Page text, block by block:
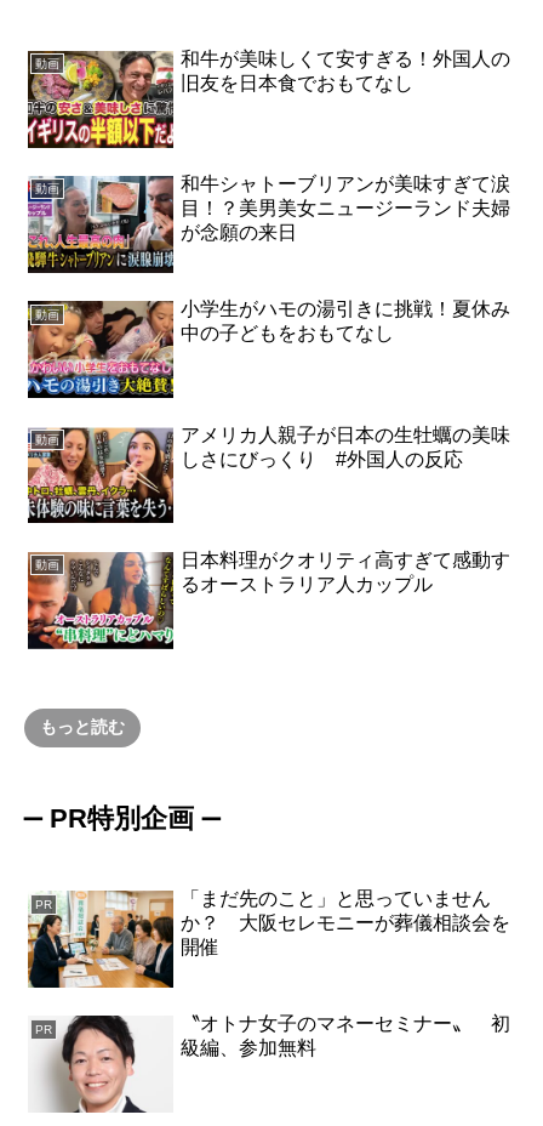
動画
和牛が美味しくて安すぎる！外国人の
旧友を日本食でおもてなし
動画
和牛シャトーブリアンが美味すぎて涙
目！？美男美女ニュージーランド夫婦
が念願の来日
動画
小学生がハモの湯引きに挑戦！夏休み
中の子どもをおもてなし
動画
アメリカ人親子が日本の生牡蠣の美味
しさにびっくり #外国人の反応
動画
日本料理がクオリティ高すぎて感動す
るオーストラリア人カップル
もっと読む
ー PR特別企画 ー
PR
「まだ先のこと」と思っていません
か？ 大阪セレモニーが葬儀相談会を
開催
PR
〝オトナ女子のマネーセミナー〟 初
級編、参加無料